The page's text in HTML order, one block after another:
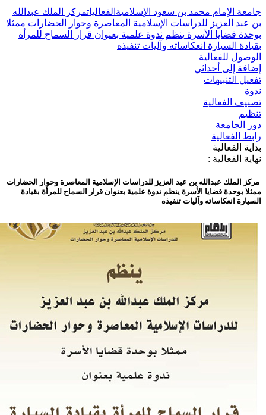
الإمام محمد بن سعود الإسلاميةالفعالياتمركز الملك عبدالله
عبد العزيز للدراسات الإسلامية المعاصرة وحوار الحضارات ممثلا
قضايا الأسرة ينظم ندوة علمية بعنوان قرار السماح للمرأة
السيارة انعكاساته وآليات تنفيذه
للفعالية
إلى أحداثي
التنبيهات
الفعالية
الجامعة
الفعالية
الفعالية
الفعالية :
الملك عبدالله بن عبد العزيز للدراسات الإسلامية المعاصرة وحوار الحضارات
بوحدة قضايا الأسرة ينظم ندوة علمية بعنوان قرار السماح للمرأة بقيادة
انعكاساته وآليات تنفيذه